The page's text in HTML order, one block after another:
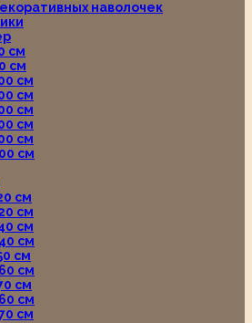
наволочек
см
см
см
см
см
см
см
см
см
см
см
см
см
см
см
см
см